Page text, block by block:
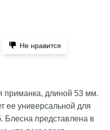
Не нравится
приманка, длиной 53 мм.
ее универсальной для
Блесна представлена в